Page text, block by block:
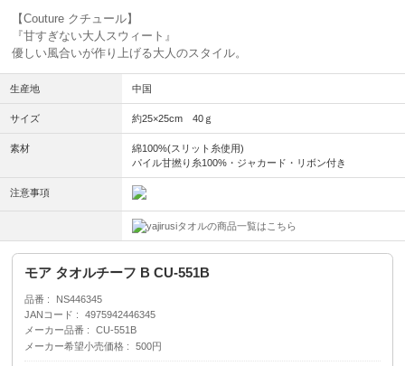
【Couture クチュール】
『甘すぎない大人スウィート』
優しい風合いが作り上げる大人のスタイル。
生産地 中国
サイズ 約25×25cm 40ｇ
素材
綿100%(スリット糸使用)
パイル甘撚り糸100%・ジャカード・リボン付き
注意事項
タオルの商品一覧はこちら
モア タオルチーフ B CU-551B
品番
NS446345
JANコード
4975942446345
メーカー品番
CU-551B
メーカー希望小売価格
500円